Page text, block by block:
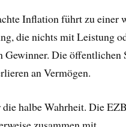
Inflation führt zu
die nichts mit Leistung
Gewinner. Die
an Vermögen.
halbe Wahrheit. Die